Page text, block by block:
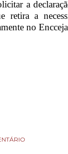
a
retira a
no